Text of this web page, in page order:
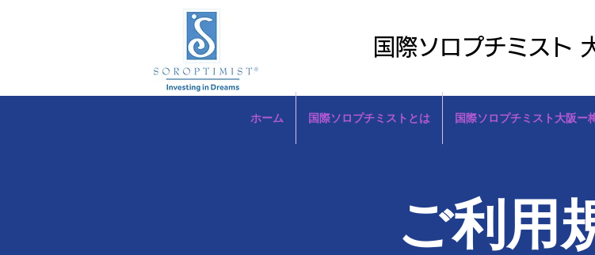
国際ソロプチミスト
ホーム 国際ソロプチミストとは 国際ソロプチミスト大阪ー
ご利用